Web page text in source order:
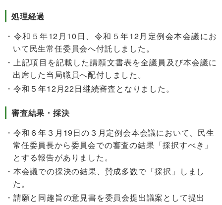
処理経過
令和５年12月10日、令和５年12月定例会本会議にお
いて民生常任委員会へ付託しました。
上記項目を記載した請願文書表を全議員及び本会議に
出席した当局職員へ配付しました。
令和５年12月22日継続審査となりました。
審査結果・採決
令和６年３月19日の３月定例会本会議において、民生
常任委員長から委員会での審査の結果「採択すべき」
とする報告がありました。
本会議での採決の結果、賛成多数で「採択」しまし
た。
請願と同趣旨の意見書を委員会提出議案として提出